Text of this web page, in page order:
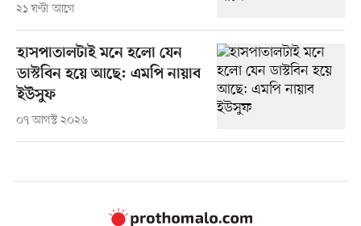
২১ ঘণ্টা আগে
হাসপাতালটাই মনে হলো যেন
ডাস্টবিন হয়ে আছে: এমপি নায়াব
ইউসুফ
০৭ আগস্ট ২০২৬